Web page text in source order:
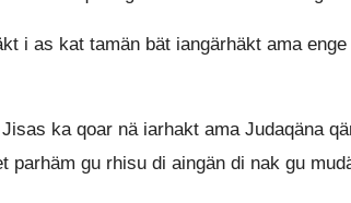
i as kat tamän bät iangärhäkt ama
ka qoar nä iarhakt ama Judaqäna
parhäm gu rhisu di aingän di nak gu